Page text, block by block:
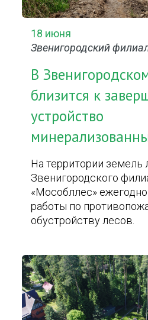
18 июня
Звенигородский
В
близится к
устройство
На территории земель
Звенигородского
«Мособллес»
работы по
обустройству лесов.